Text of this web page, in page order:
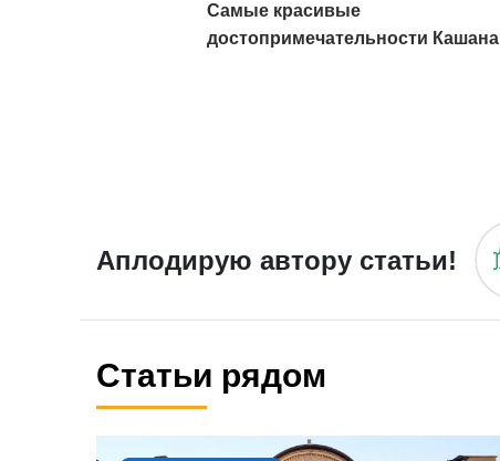
Самые красивые
достопримечательности Кашана
Аплодирую автору статьи!
Статьи рядом